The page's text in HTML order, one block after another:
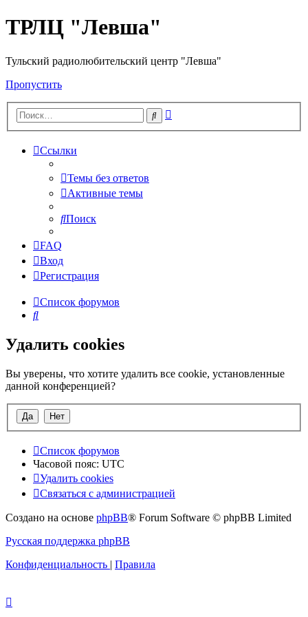
ТРЛЦ "Левша"
Тульский радиолюбительский центр "Левша"
Пропустить
Поиск
Ссылки
Темы без ответов
Активные темы
Поиск
FAQ
Вход
Регистрация
Список форумов
Поиск
Удалить cookies
Вы уверены, что хотите удалить все cookie, установленные
данной конференцией?
Список форумов
Часовой пояс: UTC
Удалить cookies
Связаться с администрацией
Создано на основе phpBB® Forum Software © phpBB Limited
Русская поддержка phpBB
Конфиденциальность | Правила